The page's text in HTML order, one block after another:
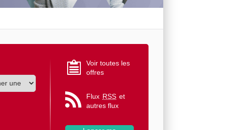
Voir toutes les
offres
Flux RSS et
autres flux